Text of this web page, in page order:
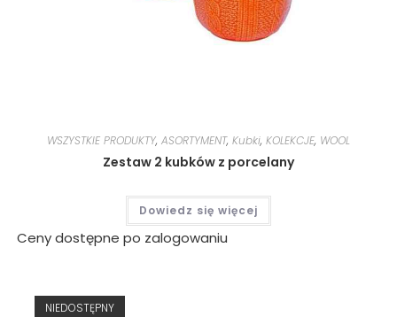
WSZYSTKIE PRODUKTY, ASORTYMENT, Kubki, KOLEKCJE, WOOL
Zestaw 2 kubków z porcelany
Dowiedz się więcej
Ceny dostępne po zalogowaniu
NIEDOSTĘPNY